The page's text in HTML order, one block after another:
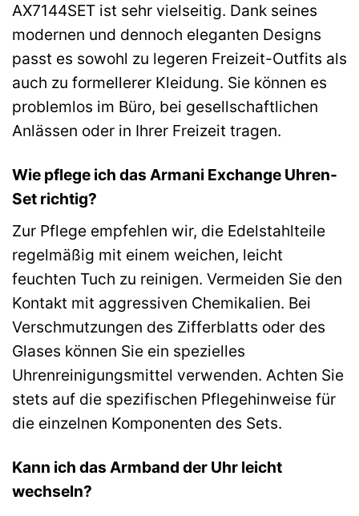
AX7144SET ist sehr vielseitig. Dank seines
modernen und dennoch eleganten Designs
passt es sowohl zu legeren Freizeit-Outfits als
auch zu formellerer Kleidung. Sie können es
problemlos im Büro, bei gesellschaftlichen
Anlässen oder in Ihrer Freizeit tragen.
Wie pflege ich das Armani Exchange Uhren-
Set richtig?
Zur Pflege empfehlen wir, die Edelstahlteile
regelmäßig mit einem weichen, leicht
feuchten Tuch zu reinigen. Vermeiden Sie den
Kontakt mit aggressiven Chemikalien. Bei
Verschmutzungen des Zifferblatts oder des
Glases können Sie ein spezielles
Uhrenreinigungsmittel verwenden. Achten Sie
stets auf die spezifischen Pflegehinweise für
die einzelnen Komponenten des Sets.
Kann ich das Armband der Uhr leicht
wechseln?